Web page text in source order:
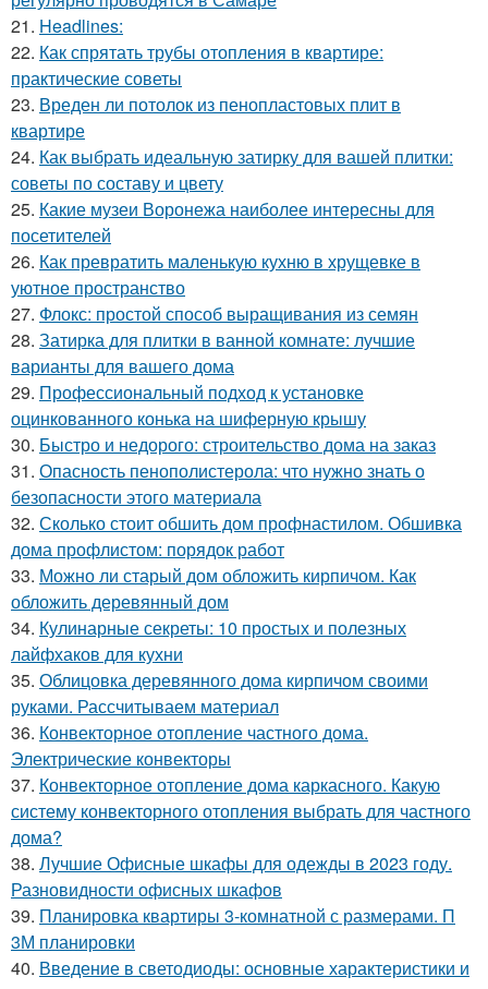
21. Headlines:
22. Как спрятать трубы отопления в квартире:
практические советы
23. Вреден ли потолок из пенопластовых плит в
квартире
24. Как выбрать идеальную затирку для вашей плитки:
советы по составу и цвету
25. Какие музеи Воронежа наиболее интересны для
посетителей
26. Как превратить маленькую кухню в хрущевке в
уютное пространство
27. Флокс: простой способ выращивания из семян
28. Затирка для плитки в ванной комнате: лучшие
варианты для вашего дома
29. Профессиональный подход к установке
оцинкованного конька на шиферную крышу
30. Быстро и недорого: строительство дома на заказ
31. Опасность пенополистерола: что нужно знать о
безопасности этого материала
32. Сколько стоит обшить дом профнастилом. Обшивка
дома профлистом: порядок работ
33. Можно ли старый дом обложить кирпичом. Как
обложить деревянный дом
34. Кулинарные секреты: 10 простых и полезных
лайфхаков для кухни
35. Облицовка деревянного дома кирпичом своими
руками. Рассчитываем материал
36. Конвекторное отопление частного дома.
Электрические конвекторы
37. Конвекторное отопление дома каркасного. Какую
систему конвекторного отопления выбрать для частного
дома?
38. Лучшие Офисные шкафы для одежды в 2023 году.
Разновидности офисных шкафов
39. Планировка квартиры 3-комнатной с размерами. П
3М планировки
40. Введение в светодиоды: основные характеристики и